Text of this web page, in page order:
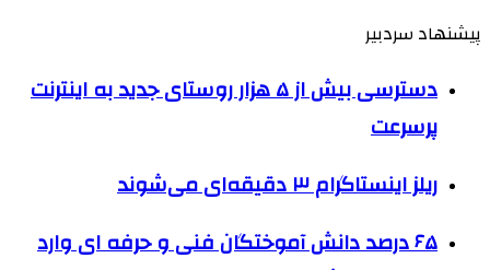
پیشنهاد سردبیر
دسترسی بیش از ۵ هزار روستای جدید به اینترنت
پرسرعت
ریلز اینستاگرام ۳ دقیقه‌ای می‌شوند
۶۵ درصد دانش آموختگان فنی و حرفه ای وارد